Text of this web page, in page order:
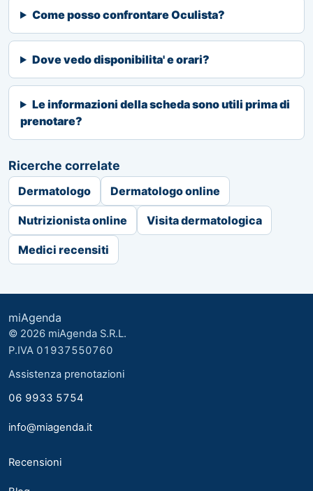
Come posso confrontare Oculista?
Dove vedo disponibilita' e orari?
Le informazioni della scheda sono utili prima di
prenotare?
Ricerche correlate
Dermatologo Dermatologo online
Nutrizionista online Visita dermatologica
Medici recensiti
miAgenda
© 2026 miAgenda S.R.L.
P.IVA 01937550760
Assistenza prenotazioni
06 9933 5754
info@miagenda.it
Recensioni